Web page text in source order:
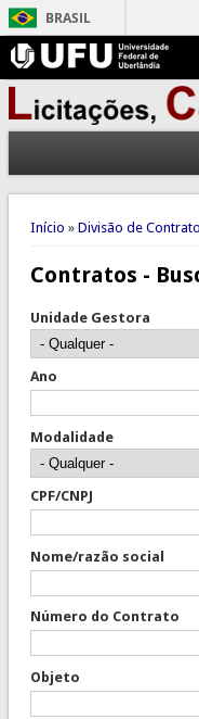
BRASIL
Você está aqui
Início » Divisão de
Contratos -
Unidade Gestora
Ano
Modalidade
CPF/CNPJ
Nome/razão social
Número do Contrato
Objeto